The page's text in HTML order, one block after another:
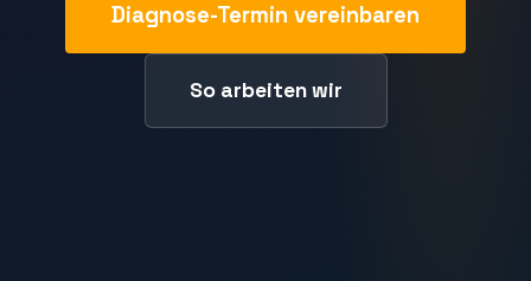
Diagnose-Termin vereinbaren
So arbeiten wir